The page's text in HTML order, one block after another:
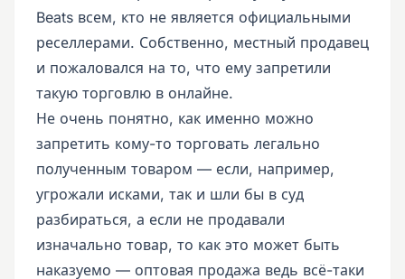
Beats всем, кто не является официальными
реселлерами. Собственно, местный продавец
и пожаловался на то, что ему запретили
такую торговлю в онлайне.
Не очень понятно, как именно можно
запретить кому-то торговать легально
полученным товаром — если, например,
угрожали исками, так и шли бы в суд
разбираться, а если не продавали
изначально товар, то как это может быть
наказуемо — оптовая продажа ведь всё-таки